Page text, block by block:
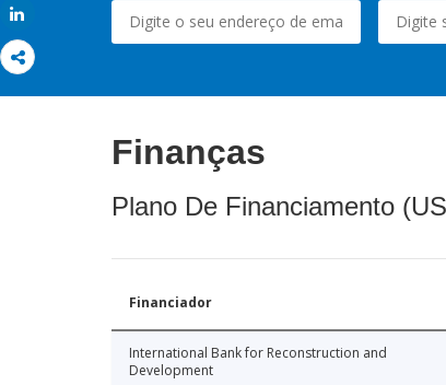
Finanças
Plano De Financiamento
Financiador
International Bank for Reconstruction and
Development